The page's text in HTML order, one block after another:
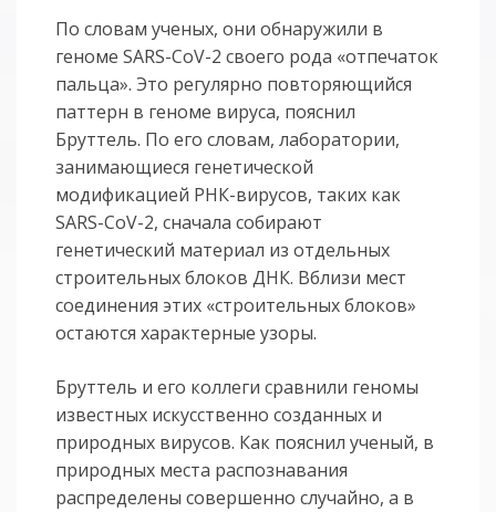
По словам ученых, они обнаружили в
геноме SARS-CoV-2 своего рода «отпечаток
пальца». Это регулярно повторяющийся
паттерн в геноме вируса, пояснил
Бруттель. По его словам, лаборатории,
занимающиеся генетической
модификацией РНК-вирусов, таких как
SARS-CoV-2, сначала собирают
генетический материал из отдельных
строительных блоков ДНК. Вблизи мест
соединения этих «строительных блоков»
остаются характерные узоры.
Бруттель и его коллеги сравнили геномы
известных искусственно созданных и
природных вирусов. Как пояснил ученый, в
природных места распознавания
распределены совершенно случайно, а в